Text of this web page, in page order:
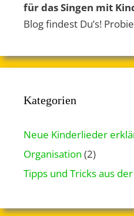
für das Singen mit
Blog findest Du’s!
Kategorien
Neue Kinderlieder
Organisation (2)
Tipps und Tricks aus